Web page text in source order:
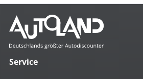
Mehr anzeigen
Komfort
3- Zonen Klimaautomatik
4x el. Fensterheber
Service